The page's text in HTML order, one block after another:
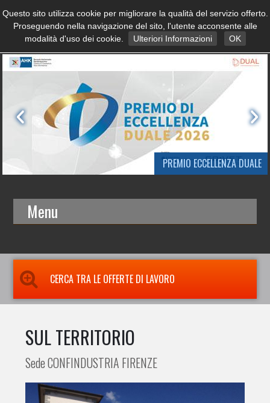
PREMIO ECCELLENZA DUALE
Menu
CERCA TRA LE OFFERTE DI LAVORO
SUL TERRITORIO
Sede CONFINDUSTRIA FIRENZE
Questo sito utilizza cookie per migliorare la qualità del servizio offerto.
Proseguendo nella navigazione del sito, l'utente acconsente alle
modalità d'uso dei cookie.
Ulteriori Informazioni OK